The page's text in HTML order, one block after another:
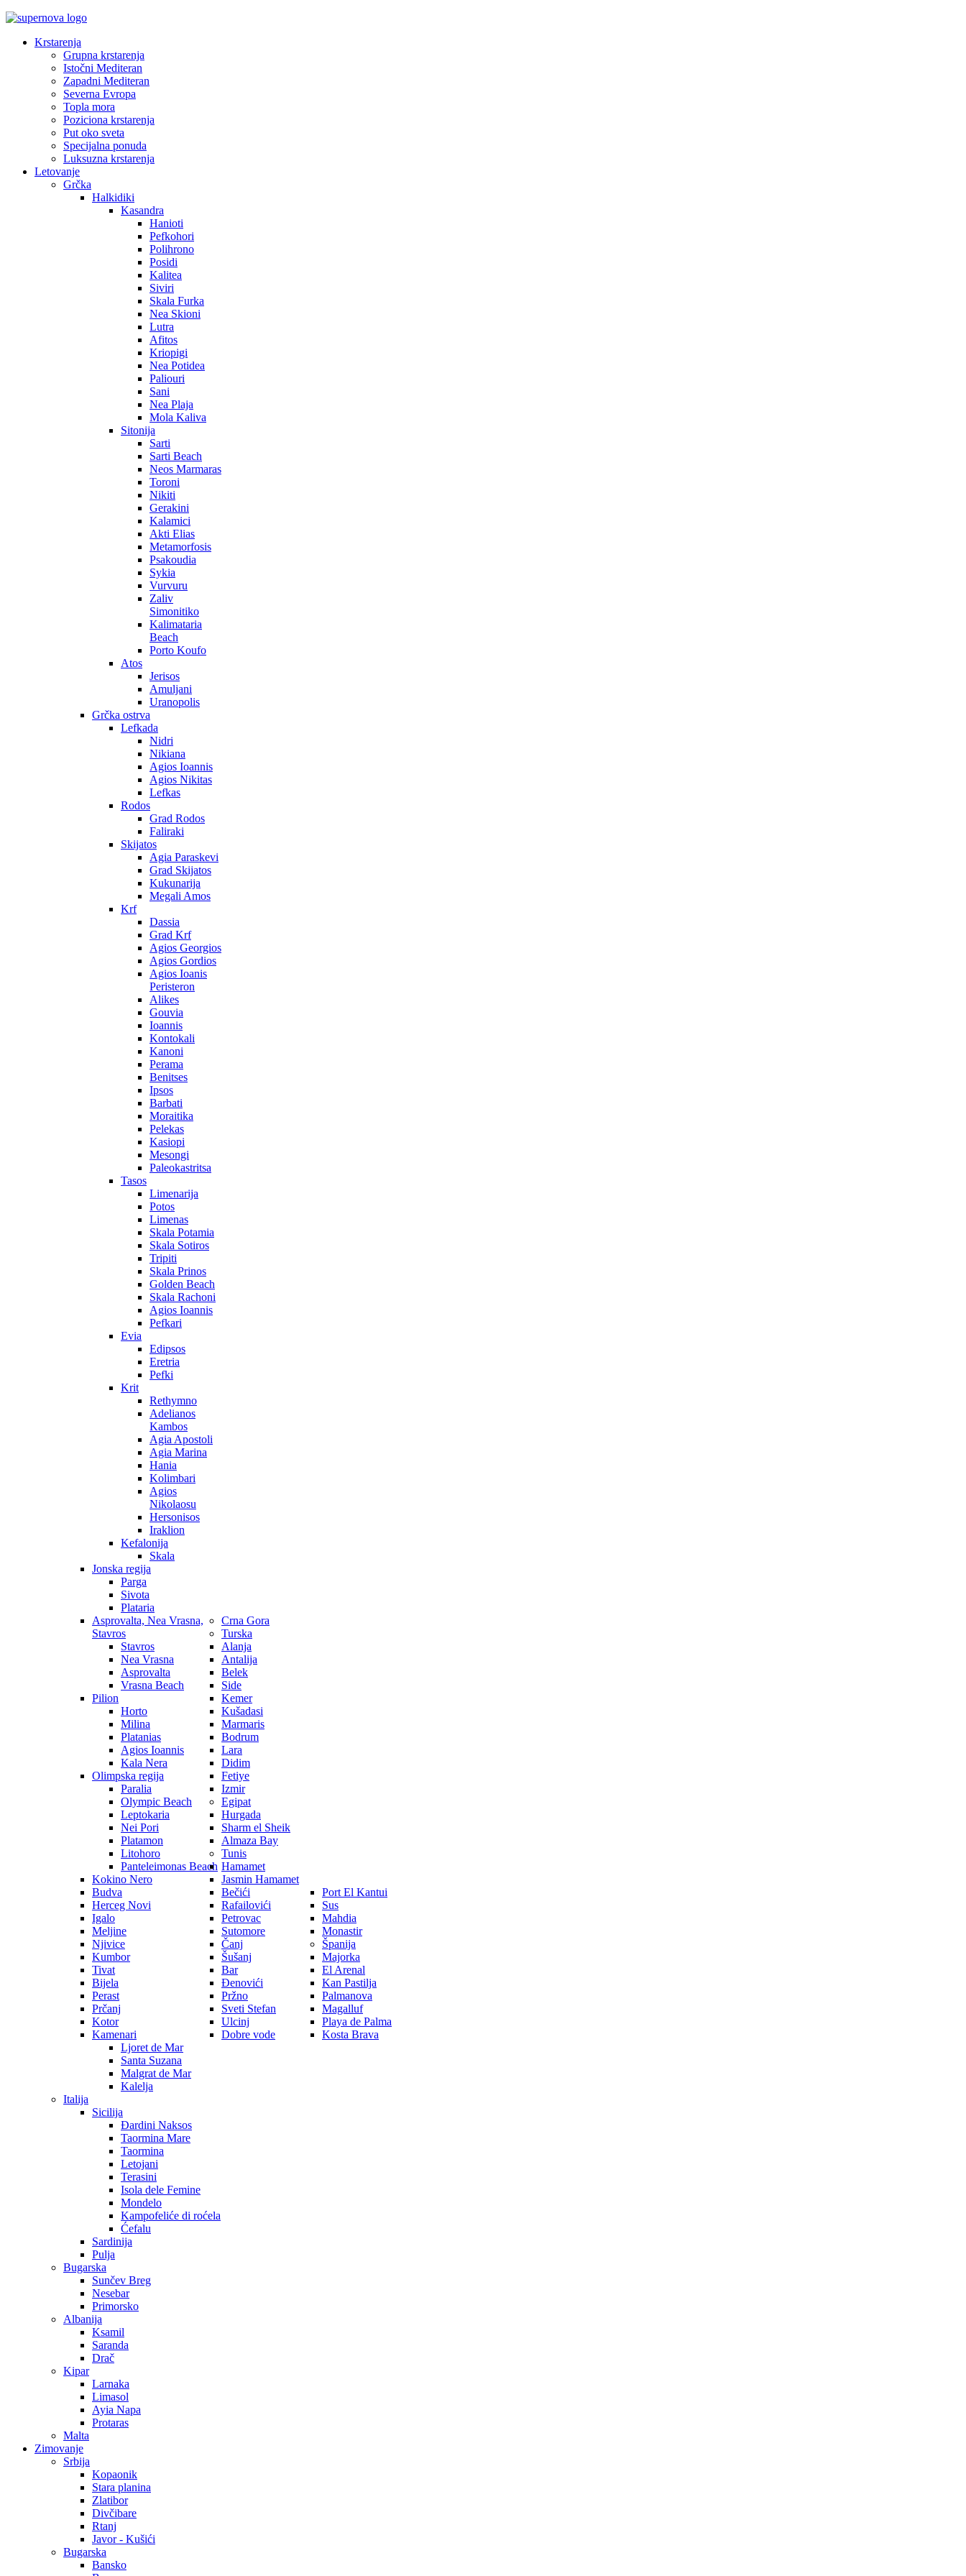
Krstarenja
Grupna krstarenja
Istočni Mediteran
Zapadni Mediteran
Severna Evropa
Topla mora
Poziciona krstarenja
Put oko sveta
Specijalna ponuda
Luksuzna krstarenja
Letovanje
Grčka
Halkidiki
Kasandra
Hanioti
Pefkohori
Polihrono
Posidi
Kalitea
Siviri
Skala Furka
Nea Skioni
Lutra
Afitos
Kriopigi
Nea Potidea
Paliouri
Sani
Nea Plaja
Mola Kaliva
Sitonija
Sarti
Sarti Beach
Neos Marmaras
Toroni
Nikiti
Gerakini
Kalamici
Akti Elias
Metamorfosis
Psakoudia
Sykia
Vurvuru
Zaliv
Simonitiko
Kalimataria
Beach
Porto Koufo
Atos
Jerisos
Amuljani
Uranopolis
Grčka ostrva
Lefkada
Nidri
Nikiana
Agios Ioannis
Agios Nikitas
Lefkas
Rodos
Grad Rodos
Faliraki
Skijatos
Agia Paraskevi
Grad Skijatos
Kukunarija
Megali Amos
Krf
Dassia
Grad Krf
Agios Georgios
Agios Gordios
Agios Ioanis
Peristeron
Alikes
Gouvia
Ioannis
Kontokali
Kanoni
Perama
Benitses
Ipsos
Barbati
Moraitika
Pelekas
Kasiopi
Mesongi
Paleokastritsa
Tasos
Limenarija
Potos
Limenas
Skala Potamia
Skala Sotiros
Tripiti
Skala Prinos
Golden Beach
Skala Rachoni
Agios Ioannis
Pefkari
Evia
Edipsos
Eretria
Pefki
Krit
Rethymno
Adelianos
Kambos
Agia Apostoli
Agia Marina
Hania
Kolimbari
Agios
Nikolaosu
Hersonisos
Iraklion
Kefalonija
Skala
Jonska regija
Parga
Sivota
Plataria
Asprovalta, Nea Vrasna,
Stavros
Stavros
Nea Vrasna
Asprovalta
Vrasna Beach
Pilion
Horto
Milina
Platanias
Agios Ioannis
Kala Nera
Olimpska regija
Paralia
Olympic Beach
Leptokaria
Nei Pori
Platamon
Litohoro
Panteleimonas Beach
Kokino Nero
Crna Gora
Budva
Herceg Novi
Igalo
Meljine
Njivice
Kumbor
Tivat
Bijela
Perast
Prčanj
Kotor
Kamenari
Bečići
Rafailovići
Petrovac
Sutomore
Čanj
Šušanj
Bar
Đenovići
Pržno
Sveti Stefan
Ulcinj
Dobre vode
Turska
Alanja
Antalija
Belek
Side
Kemer
Kušadasi
Marmaris
Bodrum
Lara
Didim
Fetiye
Izmir
Egipat
Hurgada
Sharm el Sheik
Almaza Bay
Tunis
Hamamet
Jasmin Hamamet
Port El Kantui
Sus
Mahdia
Monastir
Španija
Majorka
El Arenal
Kan Pastilja
Palmanova
Magalluf
Playa de Palma
Kosta Brava
Ljoret de Mar
Santa Suzana
Malgrat de Mar
Kalelja
Italija
Sicilija
Đardini Naksos
Taormina Mare
Taormina
Letojani
Terasini
Isola dele Femine
Mondelo
Kampofeliće di roćela
Ćefalu
Sardinija
Pulja
Bugarska
Sunčev Breg
Nesebar
Primorsko
Albanija
Ksamil
Saranda
Drač
Kipar
Larnaka
Limasol
Ayia Napa
Protaras
Malta
Zimovanje
Srbija
Kopaonik
Stara planina
Zlatibor
Divčibare
Rtanj
Javor - Kušići
Bugarska
Bansko